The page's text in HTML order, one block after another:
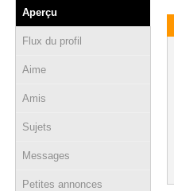
Aperçu
Flux du profil
Aime
Amis
Sujets
Messages
Petites annonces